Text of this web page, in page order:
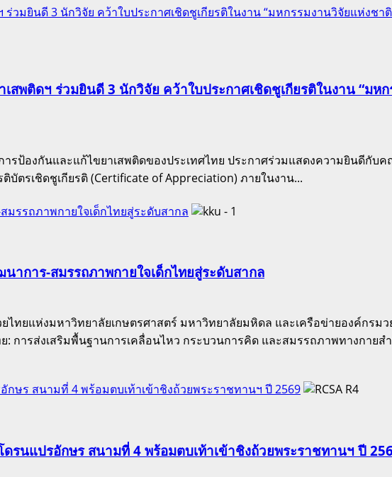
มยินดี 3 นักวิจัย คว้าใบประกาศเชิดชูเกียรติในงาน “มหกรรมงานวิจัยแห่งชา
พติดฯ ร่วมยินดี 3 นักวิจัย คว้าใบประกาศเชิดชูเกียรติในงาน “มห
รป้องกันและแก้ไขยาเสพติดของประเทศไทย ประกาศร่วมแสดงความยินดีกับ
บัตรเชิดชูเกียรติ (Certificate of Appreciation) ภายในงาน...
รรถภาพกายใจเด็กไทยสู่ระดับสากล
าการ-สมรรถภาพกายใจเด็กไทยสู่ระดับสากล
ทยแห่งมหาวิทยาลัยเกษตรศาสตร์ มหาวิทยาลัยมหิดล และเครือข่ายองค์กรม
การส่งเสริมพื้นฐานการเคลื่อนไหว กระบวนการคิด และสมรรถภาพทางกาย
กษร สนามที่ 4 พร้อมตบเท้าเข้าชิงถ้วยพระราชทานฯ ปี 2569
รนแปรอักษร สนามที่ 4 พร้อมตบเท้าเข้าชิงถ้วยพระราชทานฯ ปี